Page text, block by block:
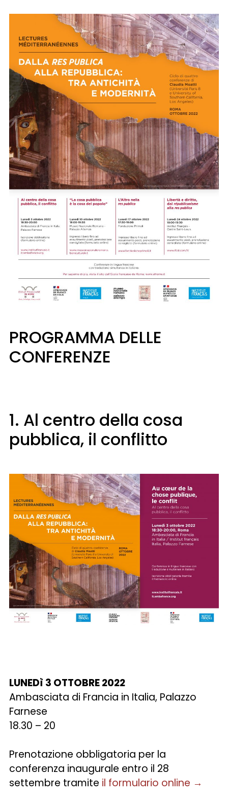
PROGRAMMA DELLE
CONFERENZE
1. Al centro della cosa
pubblica, il conflitto
LUNEDì 3 OTTOBRE 2022
Ambasciata di Francia in Italia, Palazzo
Farnese
18.30 – 20
Prenotazione obbligatoria per la
conferenza inaugurale entro il 28
settembre tramite il formulario online →